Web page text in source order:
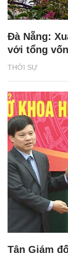
THỜI SỰ
Đà Nẵng:
với tổng
Tân Giám